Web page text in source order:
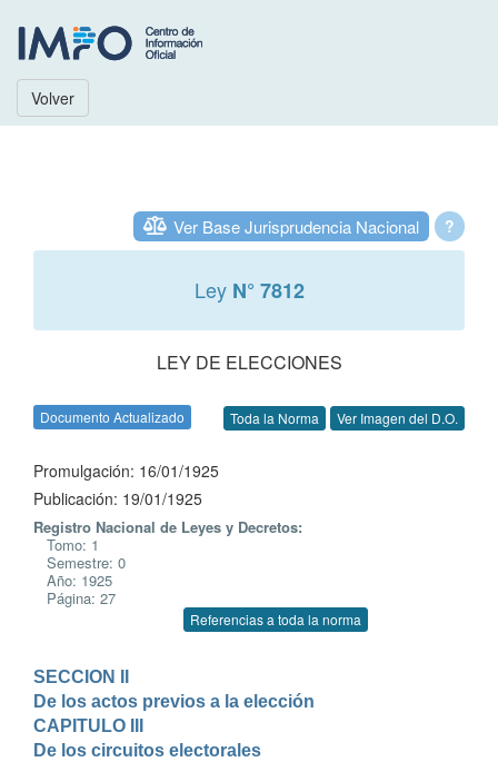
Volver
?
Ver Base Jurisprudencia Nacional
Ley N° 7812
LEY DE ELECCIONES
Documento Actualizado Toda la Norma Ver Imagen del D.O.
Promulgación: 16/01/1925
Publicación: 19/01/1925
Registro Nacional de Leyes y Decretos:
Tomo: 1
Semestre: 0
Año: 1925
Página: 27
Referencias a toda la norma
SECCION II
De los actos previos a la elección
CAPITULO III
De los circuitos electorales